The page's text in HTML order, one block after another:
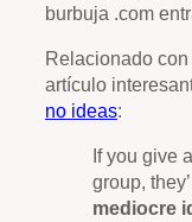
burbuja .com
Relacionado
artículo
no ideas:
If you give
group,
mediocre